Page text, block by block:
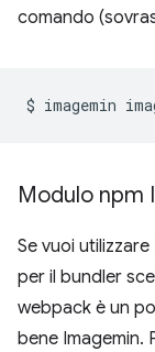
comando
$ imagemin
Modulo npm
Se vuoi
per il bundler
webpack è un
bene Imagemin.